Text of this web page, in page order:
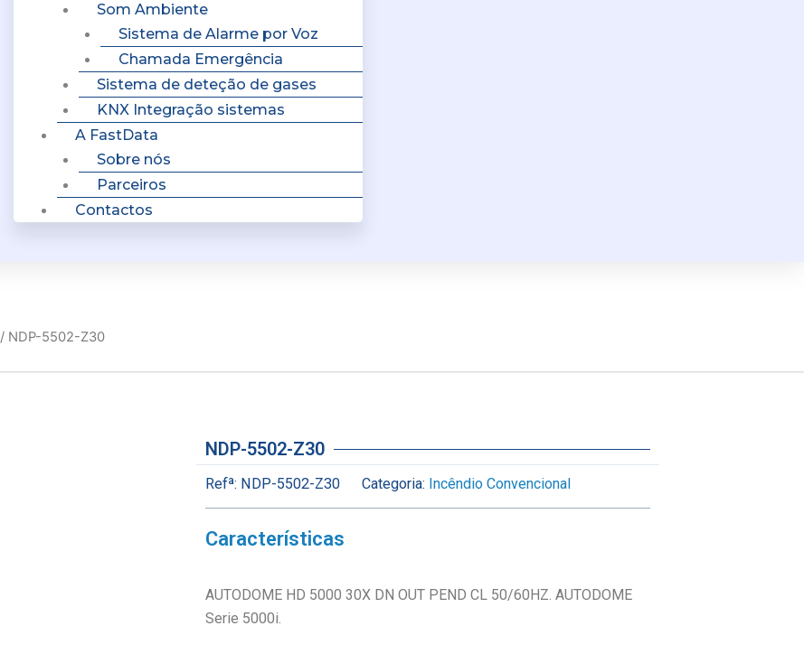
Som Ambiente
Sistema de Alarme por Voz
Chamada Emergência
Sistema de deteção de gases
KNX Integração sistemas
A FastData
Sobre nós
Parceiros
Contactos
/ NDP-5502-Z30
NDP-5502-Z30
Refª: NDP-5502-Z30 Categoria: Incêndio Convencional
Características
AUTODOME HD 5000 30X DN OUT PEND CL 50/60HZ. AUTODOME
Serie 5000i.